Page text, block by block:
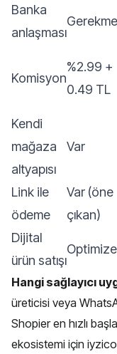
Banka
anlaşması
Komisyon
%2.99 +
0.49 TL
Kendi
mağaza
altyapısı
Var
Link ile
ödeme
Var (öne
çıkan)
Dijital
ürün satışı
Optimize
Hangi sağlayıcı
üreticisi veya
Shopier en hızlı
ekosistemi için